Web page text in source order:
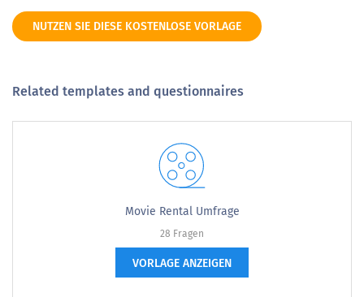
NUTZEN SIE DIESE KOSTENLOSE VORLAGE
Related templates and questionnaires
Movie Rental Umfrage
28 Fragen
VORLAGE ANZEIGEN